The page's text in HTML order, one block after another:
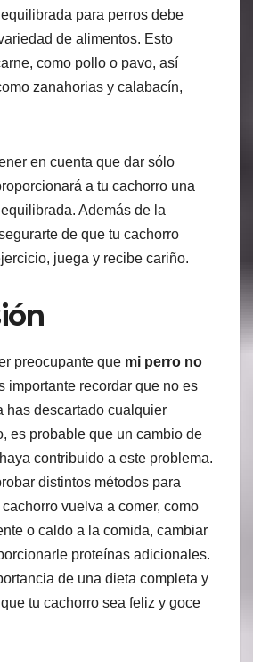
para perros debe
de alimentos. Esto
como pollo o pavo, así
zanahorias y calabacín,
en cuenta que dar sólo
a tu cachorro una
Además de la
de que tu cachorro
juega y recibe cariño.
preocupante que mi perro no
importante recordar que no es
has descartado cualquier
es probable que un cambio de
contribuido a este problema.
distintos métodos para
vuelva a comer, como
o caldo a la comida, cambiar
proteínas adicionales.
de una dieta completa y
tu cachorro sea feliz y goce